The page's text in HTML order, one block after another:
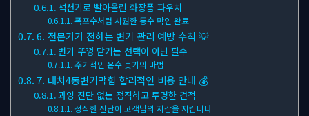
석션기로 빨아올린 화장품 파우치
폭포수처럼 시원한 통수 확인 완료
6. 전문가가 전하는 변기 관리 예방 수칙 💡
변기 뚜껑 닫기는 선택이 아닌 필수
주기적인 온수 붓기의 마법
7. 대치4동변기막힘 합리적인 비용 안내 💰
과잉 진단 없는 정직하고 투명한 견적
정직한 진단이 고객님의 지갑을 지킵니다